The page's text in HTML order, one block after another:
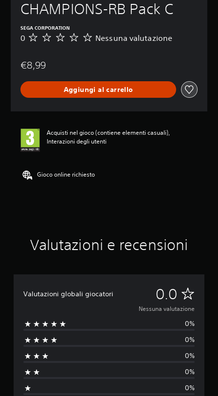
CHAMPIONS-RB Pack C
SEGA CORPORATION
N
s
n
a
z
o
n
0 Nessuna valutazione
€8,99
Aggiungi al carrello
Acquisti nel gioco (contiene elementi casuali),
Interazioni degli utenti
Gioco online richiesto
Valutazioni e recensioni
Valutazioni globali giocatori 0.0 N
e
n
Nessuna valutazione
0%
0%
0%
0%
0%